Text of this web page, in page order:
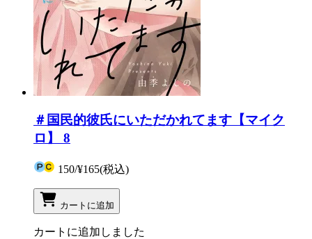
＃国民的彼氏にいただかれてます【マイク
ロ】 8
150/¥165(税込)
カートに追加
カートに追加しました